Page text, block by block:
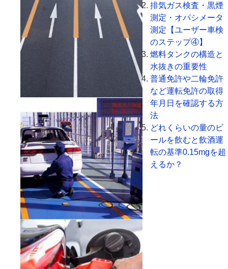
排気ガス検査・黒煙
測定・オパシメータ
測定【ユーザー車検
のステップ④】
燃料タンクの構造と
水抜きの重要性
普通免許や二輪免許
など運転免許の取得
年月日を確認する方
法
どれくらいの量のビ
ールを飲むと飲酒運
転の基準0.15mgを超
えるか？